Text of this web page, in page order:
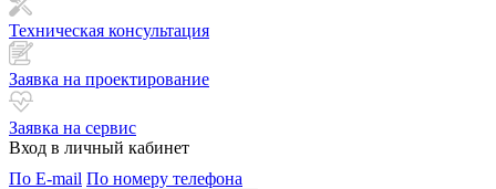
Техническая консультация
Заявка на проектирование
Заявка на сервис
Вход в личный кабинет
По E-mail По номеру телефона